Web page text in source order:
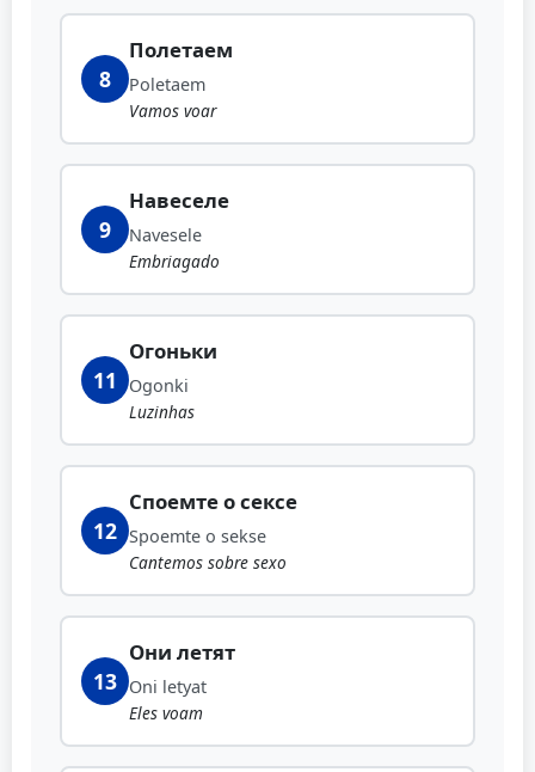
8
Полетаем
Poletaem
Vamos voar
9
Навеселе
Navesele
Embriagado
11
Огоньки
Ogonki
Luzinhas
12
Споемте о сексе
Spoemte o sekse
Cantemos sobre sexo
13
Они летят
Oni letyat
Eles voam